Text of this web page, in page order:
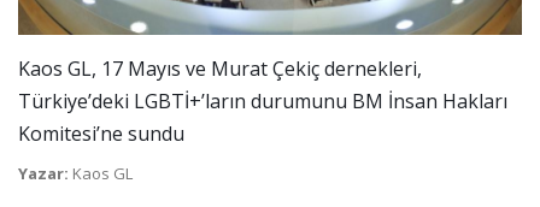
Kaos GL, 17 Mayıs ve Murat Çekiç dernekleri,
Türkiye’deki LGBTİ+’ların durumunu BM İnsan Hakları
Komitesi’ne sundu
Yazar: Kaos GL